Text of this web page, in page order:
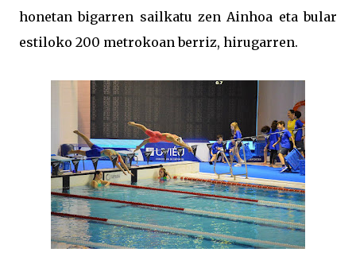
honetan bigarren sailkatu zen Ainhoa eta bular
estiloko 200 metrokoan berriz, hirugarren.